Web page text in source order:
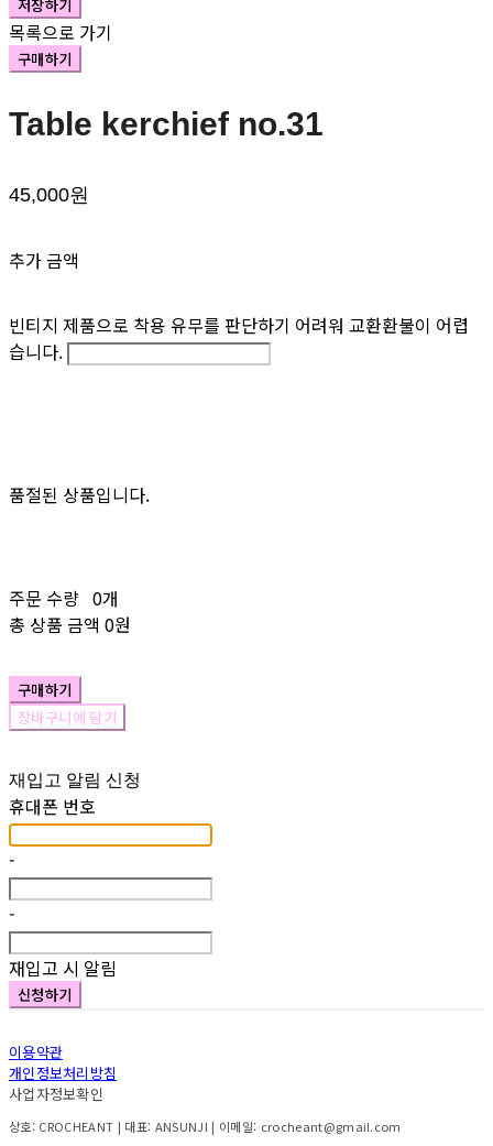
저장하기
목록으로 가기
구매하기
Table kerchief no.31
45,000원
추가 금액
빈티지 제품으로 착용 유무를 판단하기 어려워 교환환불이 어렵
습니다.
품절된 상품입니다.
주문 수량 0개
총 상품 금액 0원
구매하기
장바구니에 담기
재입고 알림 신청
휴대폰 번호
-
-
재입고 시 알림
신청하기
이용약관
개인정보처리방침
사업자정보확인
상호: CROCHEANT | 대표: ANSUNJI | 이메일: crocheant@gmail.com